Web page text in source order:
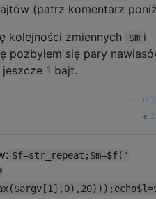
(patrz komentarz
kolejności zmiennych
$m i
pozbyłem się pary
1 bajt.
$f=str_repeat;$m=$f('